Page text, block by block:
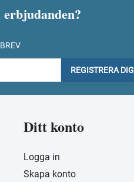
REGISTRERA DIG
Ditt konto
Logga in
Skapa konto